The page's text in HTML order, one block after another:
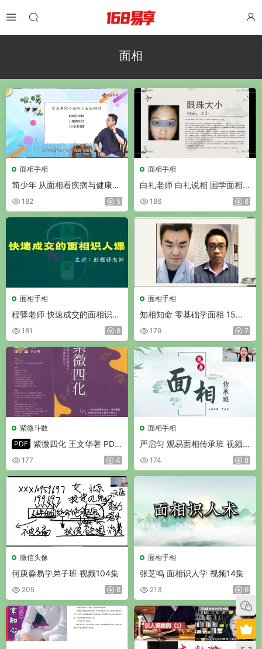
面相
面相手相
简少年 从面相看疾病与健康
视频5集
182 5
面相手相
白礼老师 白礼说相 国学面相
识人速成班 视频10集
186 8
面相手相
程驿老师 快速成交的面相识人
课 视频13集
181 8
面相手相
知相知命 零基础学面相 15集
视频179 7
紫微斗数
PDF 紫微四化 王文华著 PDF
版 332页
177 4
面相手相
严启匀 观易面相传承班 视频3
8集174 8
微信头像
何庚淼易学弟子班 视频104集
205 8
面相手相
张芝鸣 面相识人学 视频14集
213 6
荐